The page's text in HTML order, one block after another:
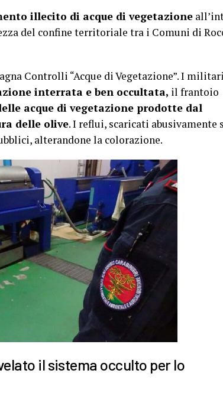
illecito di acque di vegetazione
del confine territoriale tra i Comuni di
Controlli “Acque di Vegetazione”. I militari
interrata e ben occultata, il frantoio
acque di vegetazione prodotte dal
delle olive. I reflui, scaricati abusivamente
alterandone la colorazione.
il sistema occulto per lo